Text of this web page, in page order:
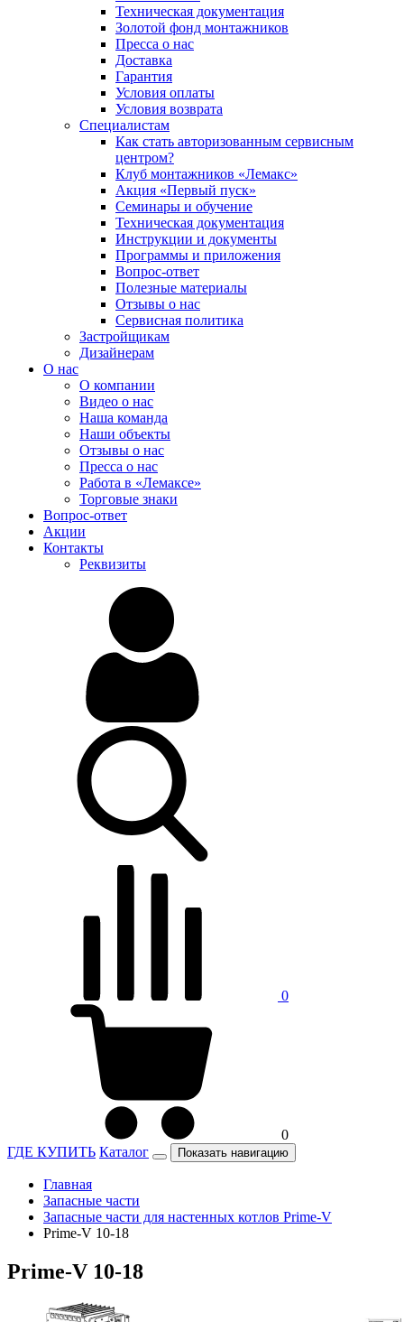
Техническая документация
Золотой фонд монтажников
Пресса о нас
Доставка
Гарантия
Условия оплаты
Условия возврата
Специалистам
Как стать авторизованным сервисным
центром?
Клуб монтажников «Лемакс»
Акция «Первый пуск»
Семинары и обучение
Техническая документация
Инструкции и документы
Программы и приложения
Вопрос-ответ
Полезные материалы
Отзывы о нас
Сервисная политика
Застройщикам
Дизайнерам
О нас
О компании
Видео о нас
Наша команда
Наши объекты
Отзывы о нас
Пресса о нас
Работа в «Лемаксе»
Торговые знаки
Вопрос-ответ
Акции
Контакты
Реквизиты
0
0
ГДЕ КУПИТЬ Каталог Показать навигацию
Главная
Запасные части
Запасные части для настенных котлов Prime-V
Prime-V 10-18
Prime-V 10-18